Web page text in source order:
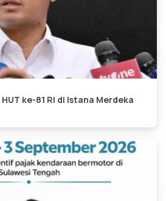
ke-81 RI di Istana Merdeka